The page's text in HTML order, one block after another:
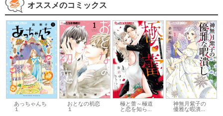
オススメのコミックス
あっちゃんち
１
おとなの初恋
１
極と蕾～極道
と恋を知ら...
神無月紫子の
優雅な暇潰...